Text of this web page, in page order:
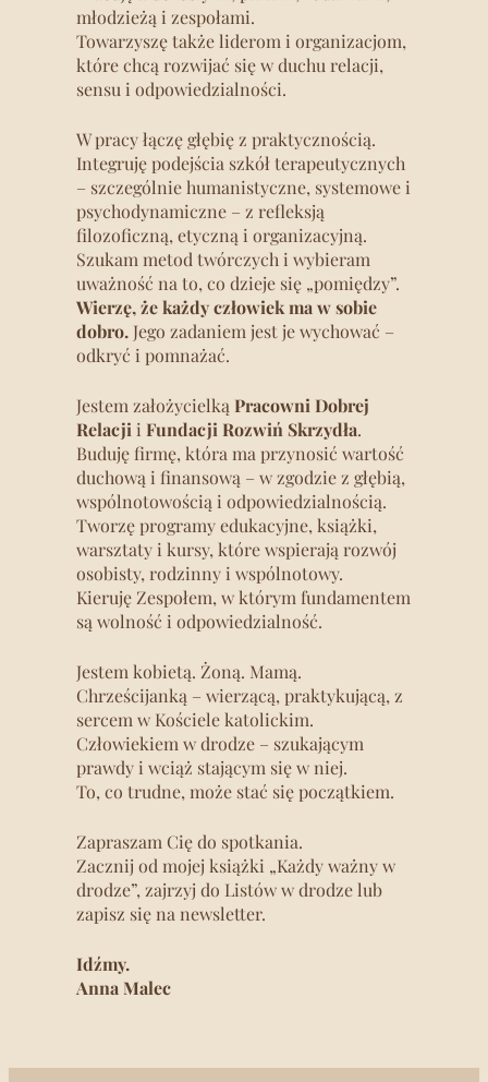
młodzieżą i zespołami.
Towarzyszę także liderom i organizacjom,
które chcą rozwijać się w duchu relacji,
sensu i odpowiedzialności.
W pracy łączę głębię z praktycznością.
Integruję podejścia szkół terapeutycznych
– szczególnie humanistyczne, systemowe i
psychodynamiczne – z refleksją
filozoficzną, etyczną i organizacyjną.
Szukam metod twórczych i wybieram
uważność na to, co dzieje się „pomiędzy”.
Wierzę, że każdy człowiek ma w sobie
dobro. Jego zadaniem jest je wychować –
odkryć i pomnażać.
Jestem założycielkąPracowni Dobrej
Relacji iFundacji Rozwiń Skrzydła.
Buduję firmę, która ma przynosić wartość
duchową i finansową – w zgodzie z głębią,
wspólnotowością i odpowiedzialnością.
Tworzę programy edukacyjne, książki,
warsztaty i kursy, które wspierają rozwój
osobisty, rodzinny i wspólnotowy.
Kieruję Zespołem, w którym fundamentem
są wolność i odpowiedzialność.
Jestem kobietą. Żoną. Mamą.
Chrześcijanką – wierzącą, praktykującą, z
sercem w Kościele katolickim.
Człowiekiem w drodze – szukającym
prawdy i wciąż stającym się w niej.
To, co trudne, może stać się początkiem.
Zapraszam Cię do spotkania.
Zacznij od mojej książki „Każdy ważny w
drodze”, zajrzyj do Listów w drodze lub
zapisz się na newsletter.
Idźmy.
Anna Malec